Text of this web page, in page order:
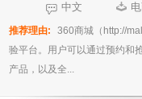
中文
推荐理由:
360商城（http://
验平台。用户可以通过预约和
产品，以及全...